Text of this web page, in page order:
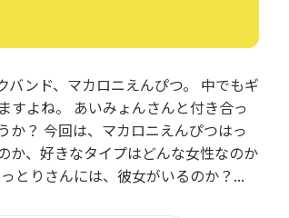
ンド、マカロニえんぴつ。 中でもギ
すよね。 あいみょんさんと付き合っ
か？ 今回は、マカロニえんぴつはっ
か、好きなタイプはどんな女性なのか
とりさんには、彼女がいるのか？...